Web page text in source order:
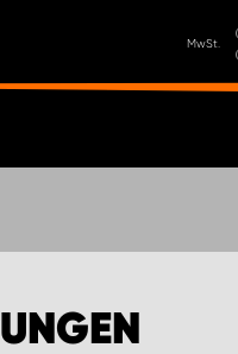
MwSt.